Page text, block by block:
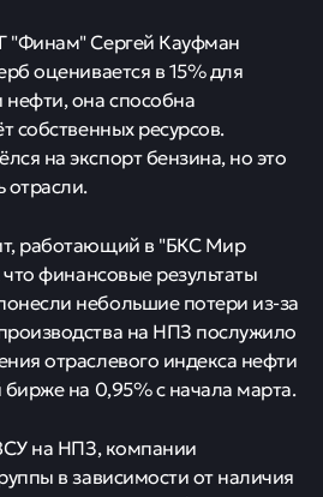
"Финам" Сергей Кауфман
оценивается в 15% для
она способна
собственных ресурсов.
на экспорт бензина, но это
отрасли.
работающий в "БКС Мир
что финансовые результаты
небольшие потери из-за
на НПЗ послужило
отраслевого индекса нефти
на 0,95% с начала марта.
на НПЗ, компании
в зависимости от наличия